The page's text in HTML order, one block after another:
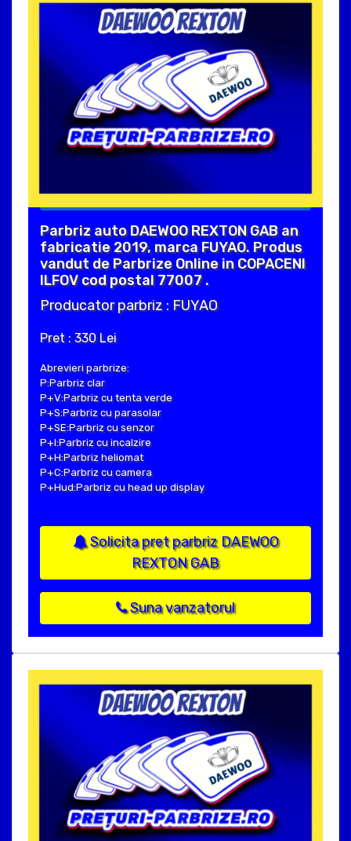
Parbriz auto DAEWOO REXTON GAB an
fabricatie 2019, marca FUYAO. Produs
vandut de Parbrize Online in COPACENI
ILFOV cod postal 77007 .
Producator parbriz : FUYAO
Pret : 330 Lei
Abrevieri parbrize:
P:Parbriz clar
P+V:Parbriz cu tenta verde
P+S:Parbriz cu parasolar
P+SE:Parbriz cu senzor
P+I:Parbriz cu incalzire
P+H:Parbriz heliomat
P+C:Parbriz cu camera
P+Hud:Parbriz cu head up display
Solicita pret parbriz DAEWOO
REXTON GAB
Suna vanzatorul